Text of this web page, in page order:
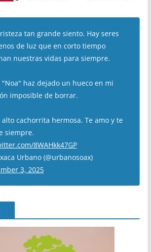
tan grande siento. Hay seres
de luz que en corto tiempo
nuestras vidas para siempre.
"Noa" haz dejado un hueco en mi
imposible de borrar.
alto cachorrita hermosa. Te amo y te
siempre.
8WAHkk47GP
Urbano (@urbanosoax)
3, 2025